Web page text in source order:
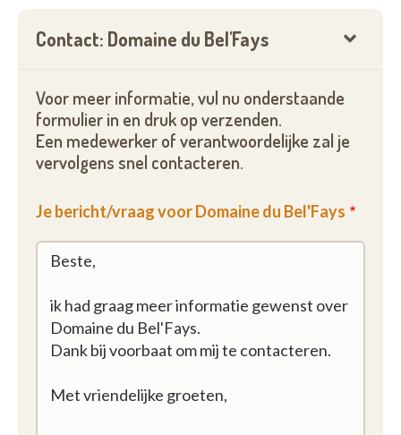
Contact: Domaine du Bel'Fays
Voor meer informatie, vul nu onderstaande
formulier in en druk op verzenden.
Een medewerker of verantwoordelijke zal je
vervolgens snel contacteren.
Je bericht/vraag voor Domaine du Bel'Fays